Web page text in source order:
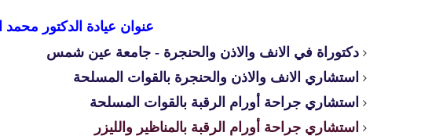
عنوان عيادة الدكتور محمد
دكتوراة في الانف والاذن والحنجرة - جامعة عين شمس
استشاري الانف والاذن والحنجرة بالقوات المسلحة
استشاري جراحة أورام الرقبة بالقوات المسلحة
استشاري جراحة أورام الرقبة بالمناظير والليزر